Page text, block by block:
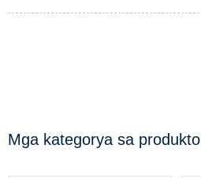
Mga kategorya sa produkto